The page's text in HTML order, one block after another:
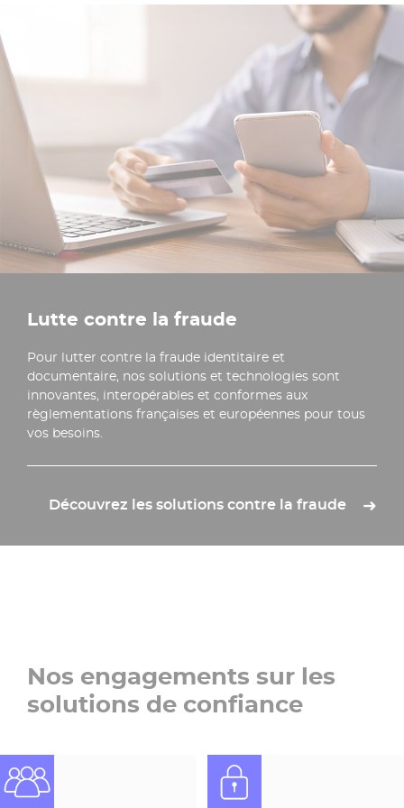
Lutte contre la fraude
Pour lutter contre la fraude identitaire et
documentaire, nos solutions et technologies sont
innovantes, interopérables et conformes aux
règlementations françaises et européennes pour tous
vos besoins.
Découvrez les solutions contre la fraude
Nos engagements sur les
solutions de confiance